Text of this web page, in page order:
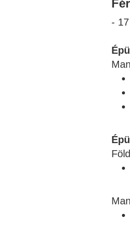
-